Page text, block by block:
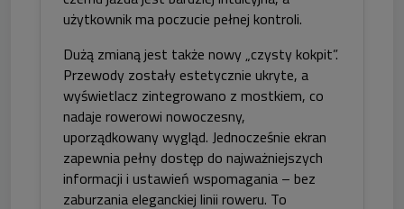
użytkownik ma poczucie pełnej kontroli.
Dużą zmianą jest także nowy „czysty kokpit”.
Przewody zostały estetycznie ukryte, a
wyświetlacz zintegrowano z mostkiem, co
nadaje rowerowi nowoczesny,
uporządkowany wygląd. Jednocześnie ekran
zapewnia pełny dostęp do najważniejszych
informacji i ustawień wspomagania – bez
zaburzania eleganckiej linii roweru. To